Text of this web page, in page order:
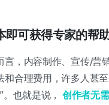
可获得专家的帮助
言，内容制作、宣传/营
和合理费用，许多人甚
也就是说， 创作者无